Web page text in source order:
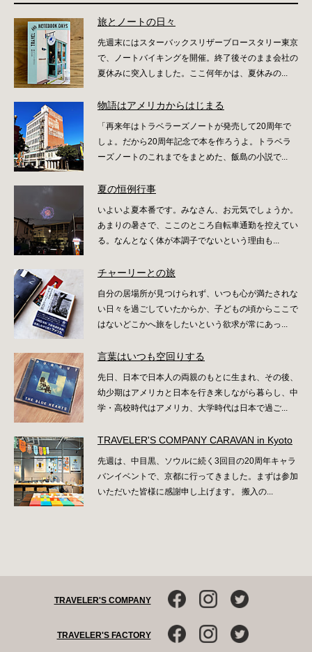
旅とノートの日々
先週末にはスターバックスリザーブロースタリー東京
で、ノートバイキングを開催。終了後そのまま会社の
夏休みに突入しました。ここ何年かは、夏休みの...
物語はアメリカからはじまる
「再来年はトラベラーズノートが発売して20周年で
しょ。だから20周年記念で本を作ろうよ。トラベラ
ーズノートのこれまでをまとめた、飯島の小説で...
夏の恒例行事
いよいよ夏本番です。みなさん、お元気でしょうか。
あまりの暑さで、ここのところ自転車通勤を控えてい
る。なんとなく体が本調子でないという理由も...
チャーリーとの旅
自分の居場所が見つけられず、いつも心が満たされな
い日々を過ごしていたからか、子どもの頃からここで
はないどこかへ旅をしたいという欲求が常にあっ...
言葉はいつも空回りする
先日、日本で日本人の両親のもとに生まれ、その後、
幼少期はアメリカと日本を行き来しながら暮らし、中
学・高校時代はアメリカ、大学時代は日本で過ご...
TRAVELER'S COMPANY CARAVAN in Kyoto
先週は、中目黒、ソウルに続く3回目の20周年キャラ
バンイベントで、京都に行ってきました。まずは参加
いただいた皆様に感謝申し上げます。 搬入の...
TRAVELER'S COMPANY
TRAVELER'S FACTORY